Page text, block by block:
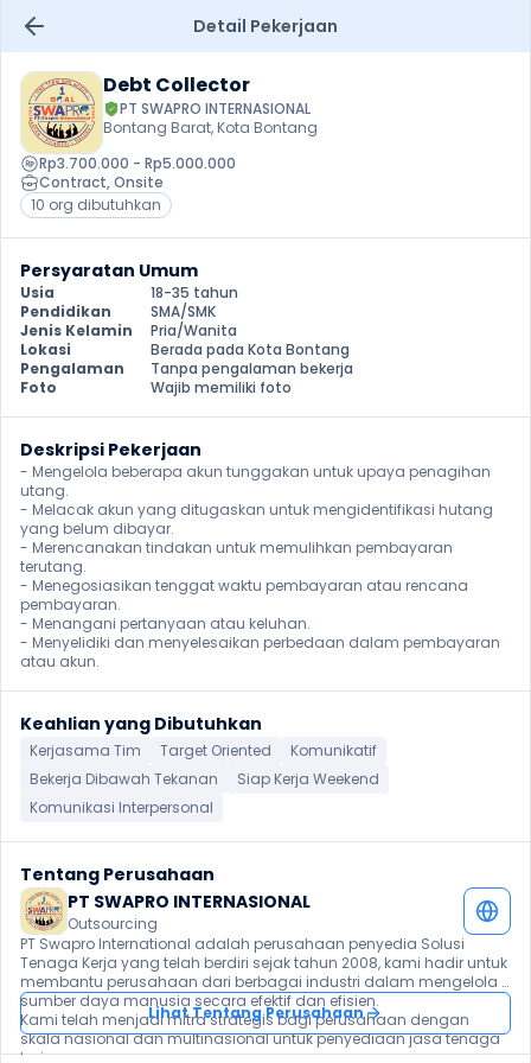
Detail Pekerjaan
Debt Collector
PT SWAPRO INTERNASIONAL
Bontang Barat, Kota Bontang
Rp3.700.000 - Rp5.000.000
Contract, Onsite
10 org dibutuhkan
Persyaratan Umum
Usia
18-35 tahun
Pendidikan
SMA/SMK
Jenis Kelamin
Pria/Wanita
Lokasi
Berada pada Kota Bontang
Pengalaman
Tanpa pengalaman bekerja
Foto
Wajib memiliki foto
Deskripsi Pekerjaan
- Mengelola beberapa akun tunggakan untuk upaya penagihan
utang.
- Melacak akun yang ditugaskan untuk mengidentifikasi hutang
yang belum dibayar.
- Merencanakan tindakan untuk memulihkan pembayaran
terutang.
- Menegosiasikan tenggat waktu pembayaran atau rencana
pembayaran.
- Menangani pertanyaan atau keluhan.
- Menyelidiki dan menyelesaikan perbedaan dalam pembayaran
atau akun.
Keahlian yang Dibutuhkan
Kerjasama Tim Target Oriented
Komunikatif
Bekerja Dibawah Tekanan
Siap Kerja Weekend
Komunikasi Interpersonal
Tentang Perusahaan
PT SWAPRO INTERNASIONAL
Outsourcing
PT Swapro International adalah perusahaan penyedia Solusi
Tenaga Kerja yang telah berdiri sejak tahun 2008, kami hadir untuk
membantu perusahaan dari berbagai industri dalam mengelola
sumber daya manusia secara efektif dan efisien.
Kami telah menjadi mitra strategis bagi perusahaan dengan
skala nasional dan multinasional untuk penyediaan jasa tenaga
kerja.
Lihat Tentang Perusahaan